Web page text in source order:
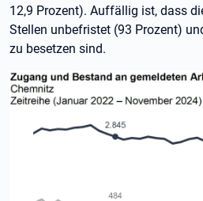
12,9 Prozent). Auffällig ist, dass
Stellen unbefristet (93 Prozent)
zu besetzen sind.